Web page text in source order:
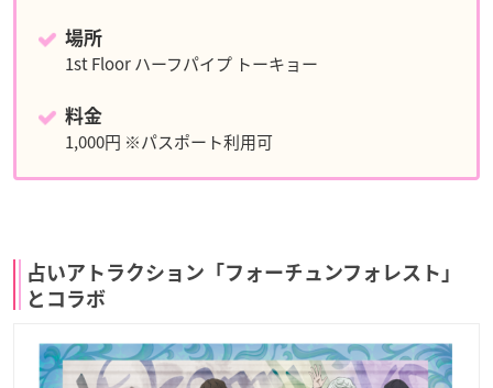
場所
1st Floor ハーフパイプ トーキョー
料金
1,000円 ※パスポート利用可
占いアトラクション「フォーチュンフォレスト」
とコラボ